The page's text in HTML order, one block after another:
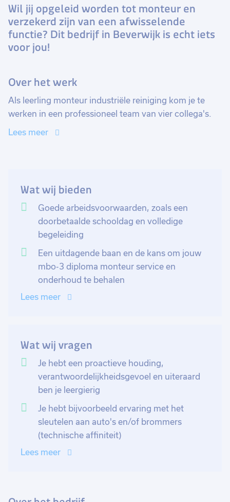
Wil jij opgeleid worden tot monteur en
verzekerd zijn van een afwisselende
functie? Dit bedrijf in Beverwijk is echt iets
voor jou!
Over het werk
Als leerling monteur industriële reiniging kom je te
werken in een professioneel team van vier collega's.
Samen zorgen jullie voor het (preventief) onderhoud
met de ervaren monteur. Het zal in het begin vooral
meekijken en leren zijn. Om op deze manier steeds
verder jouw taken uit te breiden.
Je wordt gekoppeld aan een ervaren collega die jou
stapsgewijs steeds meer gaat leren. Jouw taken
bestaan uiteindelijk uit: het oplossen van storingen en
werkzaamheden, preventief onderhoud aan
meedenken over wat er verbeterd kan worden, zodat
je gezond en succesvol je werk kunt uitvoeren.
Lees meer
Wat wij bieden
Goede arbeidsvoorwaarden, zoals een
doorbetaalde schooldag en volledige
begeleiding
Een uitdagende baan en de kans om jouw
mbo-3 diploma monteur service en
onderhoud te behalen
Lees meer
Wat wij vragen
Je hebt een proactieve houding,
verantwoordelijkheidsgevoel en uiteraard
ben je leergierig
Je hebt bijvoorbeeld ervaring met het
sleutelen aan auto's en/of brommers
(technische affiniteit)
Lees meer